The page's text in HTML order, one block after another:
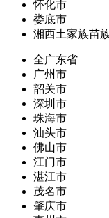
怀化市
娄底市
湘西土家族苗
全广东省
广州市
韶关市
深圳市
珠海市
汕头市
佛山市
江门市
湛江市
茂名市
肇庆市